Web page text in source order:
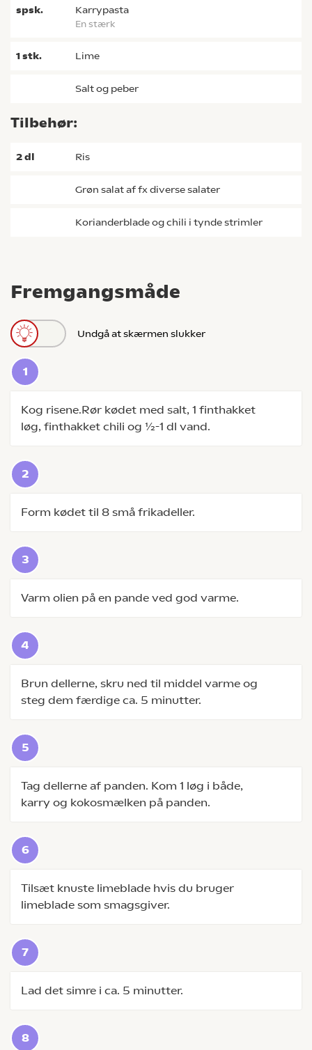
Fremgangsmåde
Undgå at skærmen slukker
Kog risene.Rør kødet med salt, 1 finthakket
løg, finthakket chili og ½-1 dl vand.
Form kødet til 8 små frikadeller.
Varm olien på en pande ved god varme.
Brun dellerne, skru ned til middel varme og
steg dem færdige ca. 5 minutter.
Tag dellerne af panden. Kom 1 løg i både,
karry og kokosmælken på panden.
Tilsæt knuste limeblade hvis du bruger
limeblade som smagsgiver.
Lad det simre i ca. 5 minutter.
spsk. karrypasta
en stærk
1stk. lime
salt og peber
Tilbehør:
2dl ris
grøn salat af fx diverse salater
korianderblade og chili i tynde strimler